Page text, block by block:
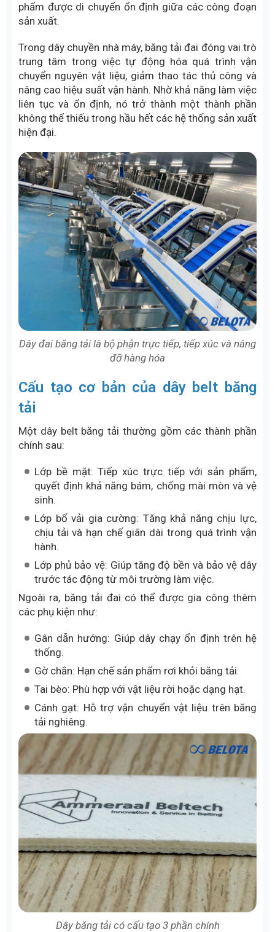
phẩm được di chuyển ổn định giữa các công đoạn
sản xuất.
Trong dây chuyền nhà máy, băng tải đai đóng vai trò
trung tâm trong việc tự động hóa quá trình vận
chuyển nguyên vật liệu, giảm thao tác thủ công và
nâng cao hiệu suất vận hành. Nhờ khả năng làm việc
liên tục và ổn định, nó trở thành một thành phần
không thể thiếu trong hầu hết các hệ thống sản xuất
hiện đại.
Dây đai băng tải là bộ phận trực tiếp, tiếp xúc và nâng
đỡ hàng hóa
Cấu tạo cơ bản của dây belt băng
tải
Một dây belt băng tải thường gồm các thành phần
chính sau:
Lớp bề mặt: Tiếp xúc trực tiếp với sản phẩm,
quyết định khả năng bám, chống mài mòn và vệ
sinh.
Lớp bố vải gia cường: Tăng khả năng chịu lực,
chịu tải và hạn chế giãn dài trong quá trình vận
hành.
Lớp phủ bảo vệ: Giúp tăng độ bền và bảo vệ dây
trước tác động từ môi trường làm việc.
Ngoài ra, băng tải đai có thể được gia công thêm
các phụ kiện như:
Gân dẫn hướng: Giúp dây chạy ổn định trên hệ
thống.
Gờ chắn: Hạn chế sản phẩm rơi khỏi băng tải.
Tai bèo: Phù hợp với vật liệu rời hoặc dạng hạt.
Cánh gạt: Hỗ trợ vận chuyển vật liệu trên băng
tải nghiêng.
Dây băng tải có cấu tạo 3 phần chính